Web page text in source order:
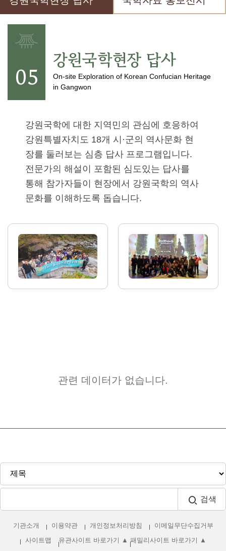
05
강원국학현장 답사
On-site Exploration of Korean Confucian Heritage
in Gangwon
강원국학에 대한 지역민의 관심에 호응하여
강원특별자치도 18개 시·군의 역사문화 현
장를 둘러보는 심층 답사 프로그램입니다.
전문가의 해설이 포함된 심도있는 답사를
통해 참가자들이 현장에서 강원국학의 역사
문화를 이해하도록 돕습니다.
관련 데이터가 없습니다.
검색
기관소개 이용약관 개인정보처리방침
이메일무단수집거부
사이트맵
유관사이트 바로가기 ▲ 패밀리사이트 바로가기 ▲